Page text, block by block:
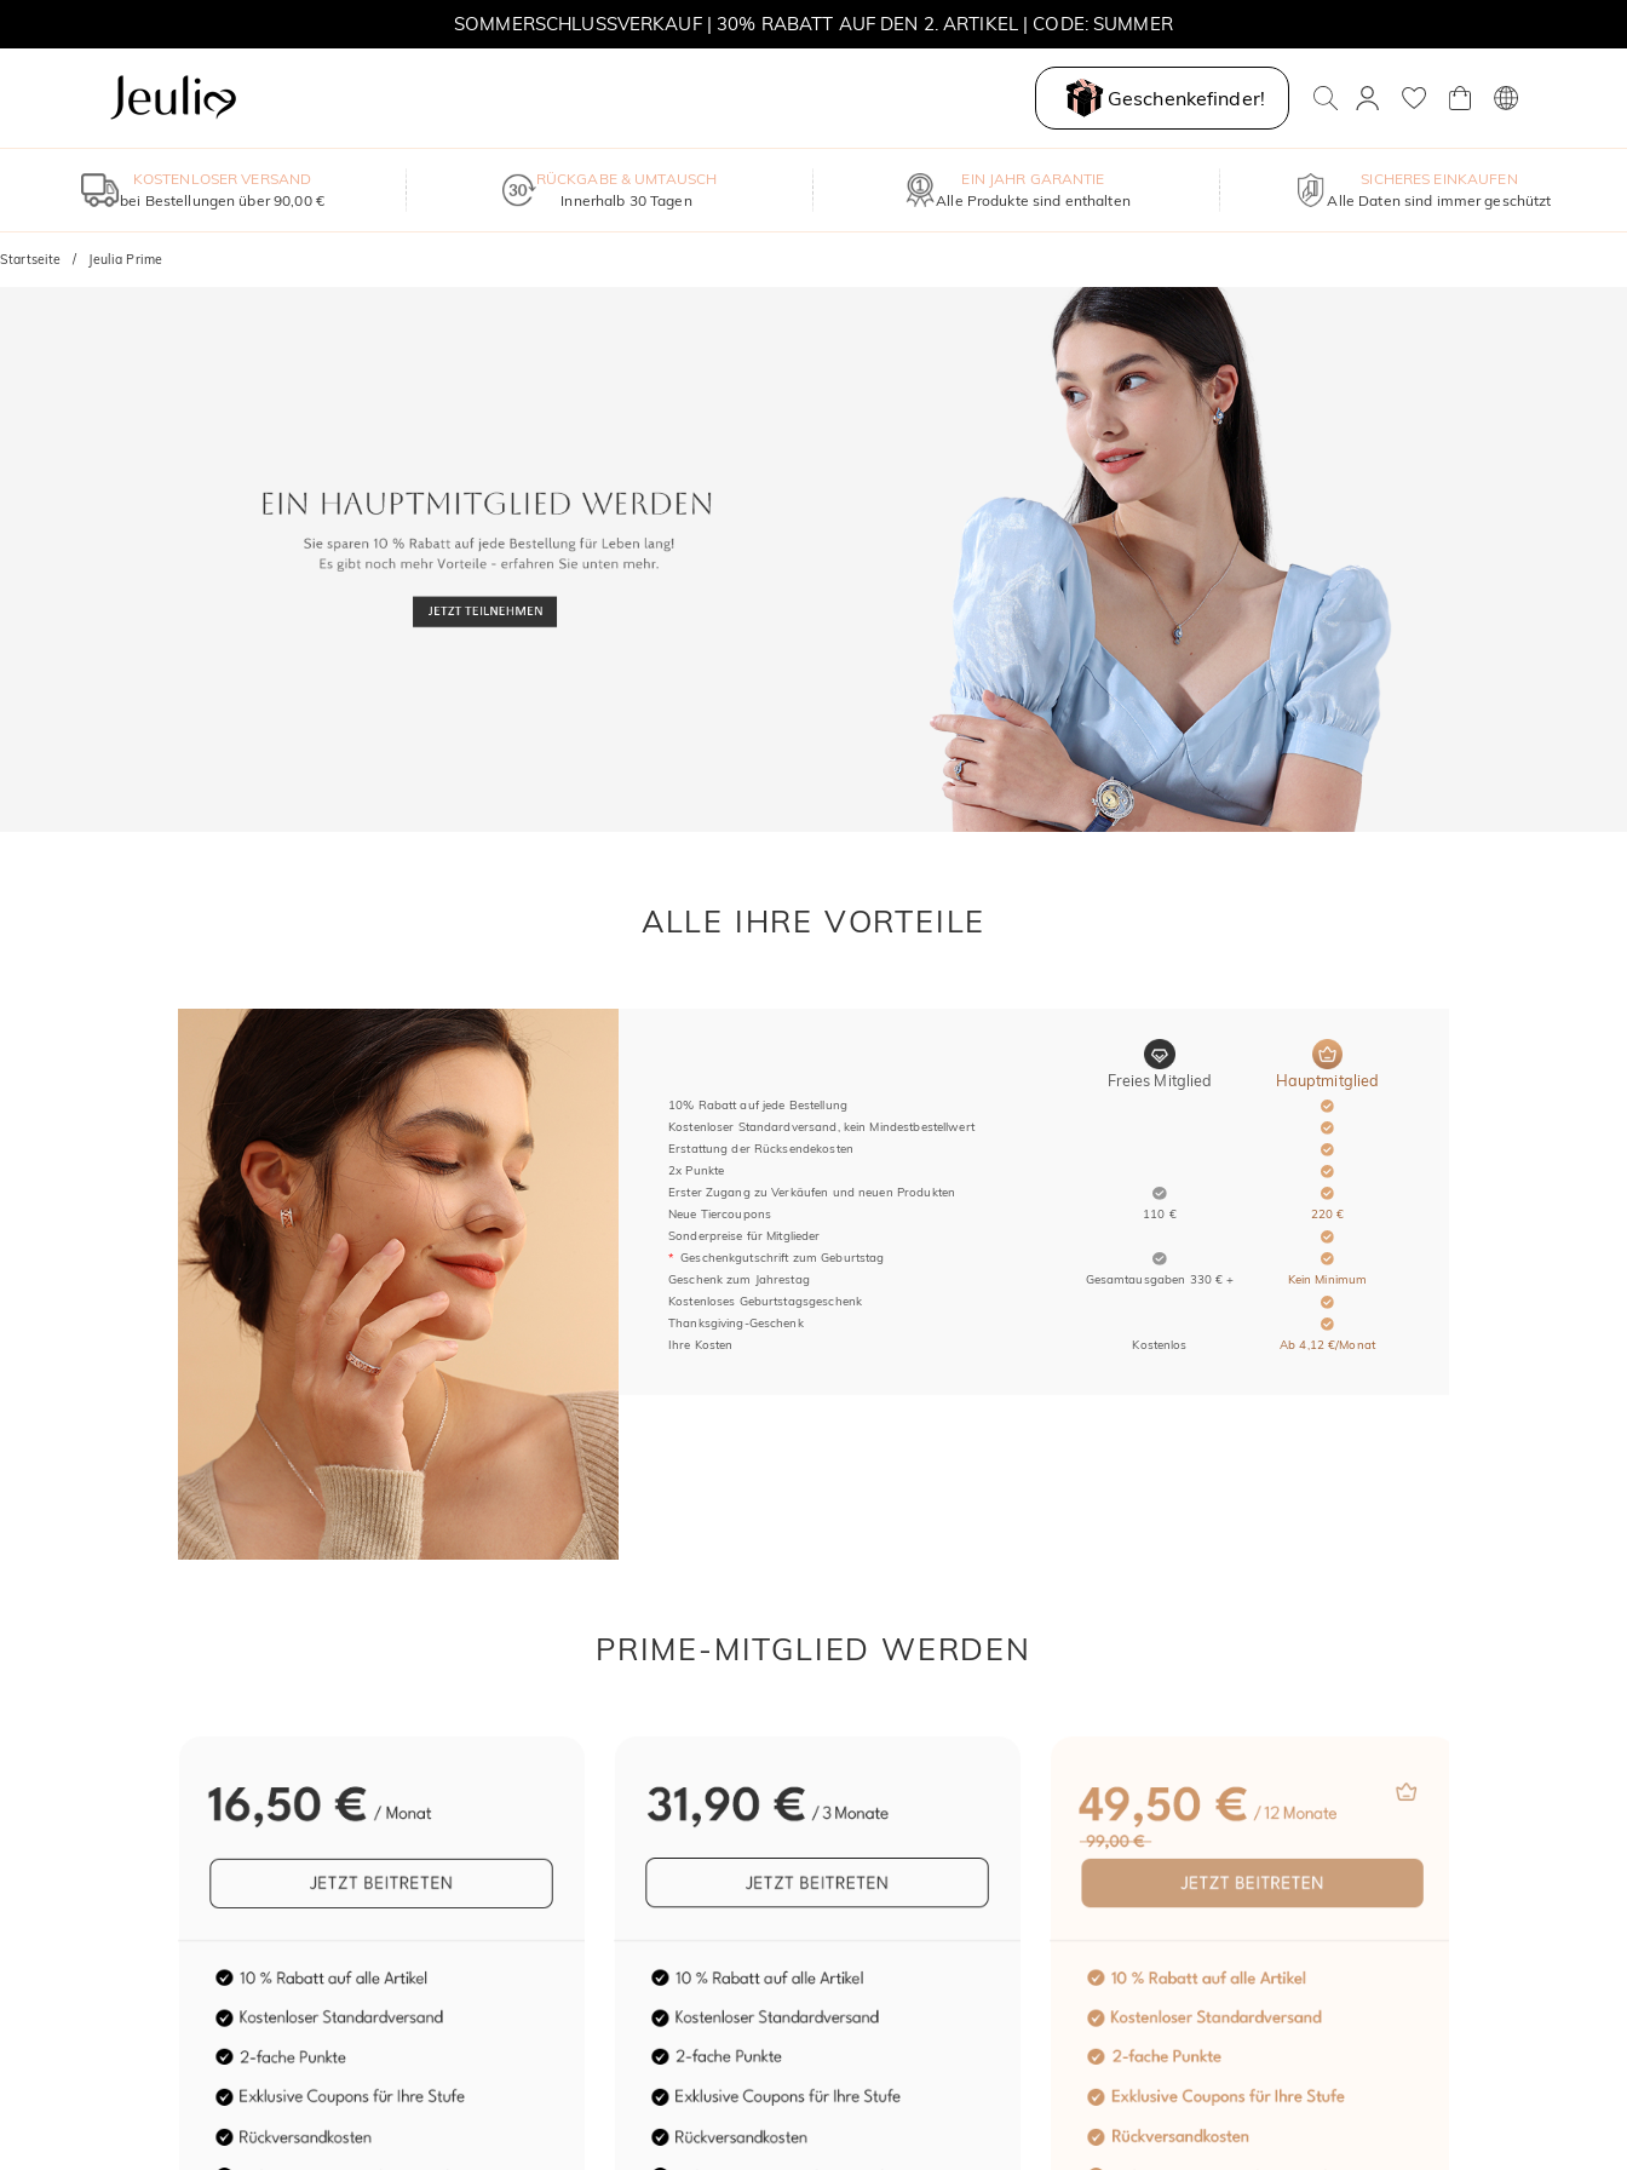
SOMMERSCHLUSSVERKAUF | 30% RABATT AUF DEN 2. ARTIKEL | CODE: SUMMER
Geschenkefinder!
KOSTENLOSER VERSAND
bei Bestellungen über 90,00 €
RÜCKGABE & UMTAUSCH
Innerhalb 30 Tagen
EIN JAHR GARANTIE
Alle Produkte sind enthalten
SICHERES EINKAUFEN
Alle Daten sind immer geschützt
Startseite Jeulia Prime
ALLE IHRE VORTEILE
Freies Mitglied Hauptmitglied
10% Rabatt auf jede Bestellung
Kostenloser Standardversand, kein Mindestbestellwert
Erstattung der Rücksendekosten
2x Punkte
Erster Zugang zu Verkäufen und neuen Produkten
Neue Tiercoupons
110 €
220 €
Sonderpreise für Mitglieder
Geschenkgutschrift zum Geburtstag
Geschenk zum Jahrestag
Gesamtausgaben 330 € +
Kein Minimum
Kostenloses Geburtstagsgeschenk
Thanksgiving-Geschenk
Ihre Kosten
Kostenlos Ab 4,12 €/Monat
PRIME-MITGLIED WERDEN